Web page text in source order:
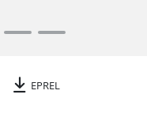
EPREL